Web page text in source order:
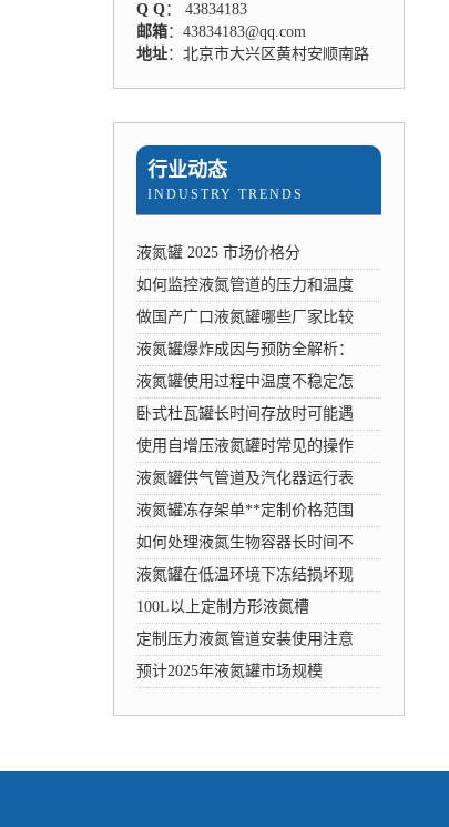
Q Q： 43834183
邮箱：43834183@qq.com
地址：北京市大兴区黄村安顺南路
行业动态
INDUSTRY TRENDS
液氮罐 2025 市场价格分
如何监控液氮管道的压力和温度
做国产广口液氮罐哪些厂家比较
液氮罐爆炸成因与预防全解析：
液氮罐使用过程中温度不稳定怎
卧式杜瓦罐长时间存放时可能遇
使用自增压液氮罐时常见的操作
液氮罐供气管道及汽化器运行表
液氮罐冻存架单**定制价格范围
如何处理液氮生物容器长时间不
液氮罐在低温环境下冻结损坏现
100L以上定制方形液氮槽
定制压力液氮管道安装使用注意
预计2025年液氮罐市场规模